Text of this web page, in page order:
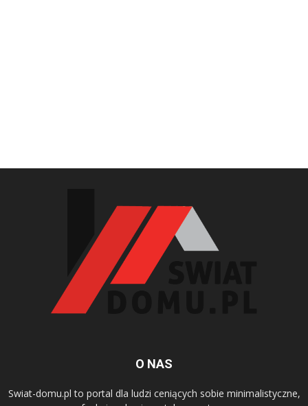
O NAS
Swiat-domu.pl to portal dla ludzi ceniących sobie minimalistyczne,